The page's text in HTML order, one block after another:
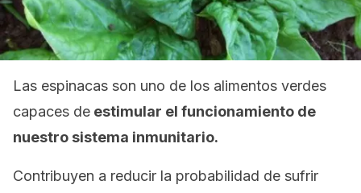
Las espinacas son uno de los alimentos verdes
capaces de estimular el funcionamiento de
nuestro sistema inmunitario.
Contribuyen a reducir la probabilidad de sufrir